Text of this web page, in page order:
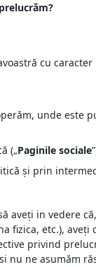
cu
unde este
(„Paginile sociale
și prin
aveți in vedere
fizica, etc.),
privind
nu ne asumăm